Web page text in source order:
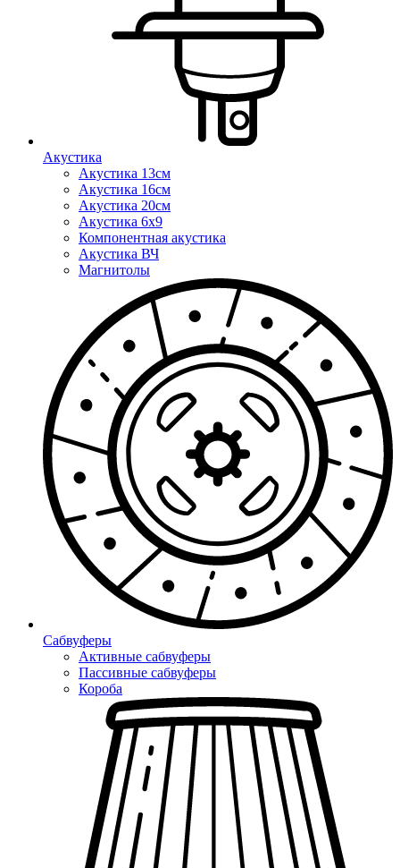
Акустика
Акустика 13см
Акустика 16см
Акустика 20см
Акустика 6x9
Компонентная акустика
Акустика ВЧ
Магнитолы
Сабвуферы
Активные сабвуферы
Пассивные сабвуферы
Короба